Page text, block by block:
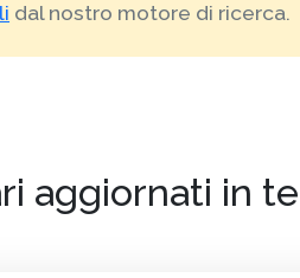
dal nostro motore di ricerca.
aggiornati in